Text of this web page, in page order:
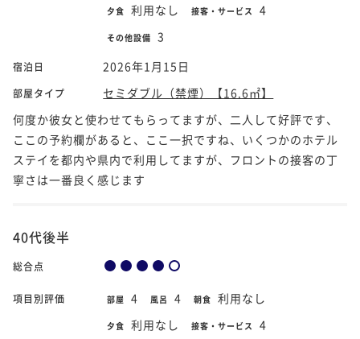
夕食 利用なし 接客・サービス 4
その他設備 3
宿泊日 2026年1月15日
部屋タイプ
セミダブル（禁煙）【16.6㎡】
何度か彼女と使わせてもらってますが、二人して好評です、
ここの予約欄があると、ここ一択ですね、いくつかのホテル
ステイを都内や県内で利用してますが、フロントの接客の丁
寧さは一番良く感じます
40代後半
総合点
項目別評価 部屋 4 風呂 4 朝食 利用なし
夕食 利用なし 接客・サービス 4